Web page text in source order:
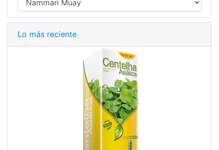
Lo más reciente